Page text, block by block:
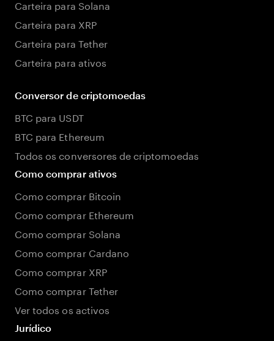
Carteira para Solana
Carteira para XRP
Carteira para Tether
Carteira para ativos
Conversor de criptomoedas
BTC para USDT
BTC para Ethereum
Todos os conversores de criptomoedas
Como comprar ativos
Como comprar Bitcoin
Como comprar Ethereum
Como comprar Solana
Como comprar Cardano
Como comprar XRP
Como comprar Tether
Ver todos os activos
Jurídico